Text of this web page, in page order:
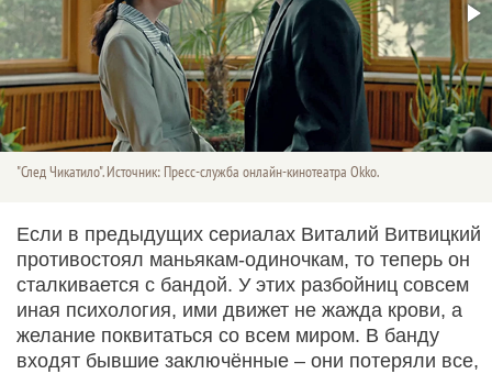
"След Чикатило". Источник: Пресс-служба онлайн-кинотеатра Okko.
Если в предыдущих сериалах Виталий Витвицкий
противостоял маньякам-одиночкам, то теперь он
сталкивается с бандой. У этих разбойниц совсем
иная психология, ими движет не жажда крови, а
желание поквитаться со всем миром. В банду
входят бывшие заключённые – они потеряли все,